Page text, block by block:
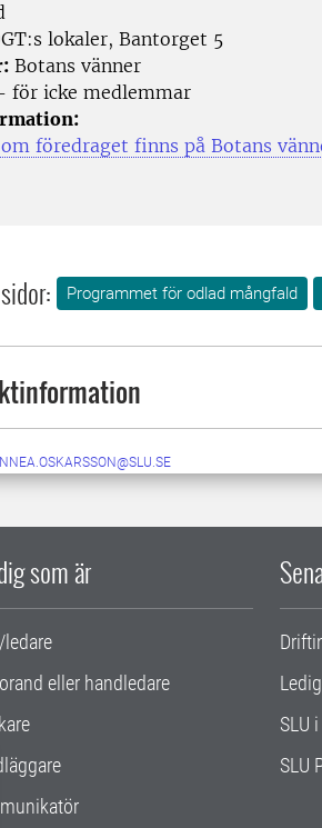
lokaler, Bantorget 5
Botans vänner
för icke medlemmar
föredraget finns på Botans
Programmet för odlad mångfald
som är
ledare
eller handledare
SLU
SLU